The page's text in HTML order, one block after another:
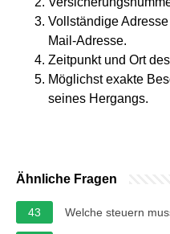
Vollständige
Mail-Adresse.
Zeitpunkt und Ort
Möglichst exakte
seines Hergangs.
Ähnliche Fragen
43 Welche steuern